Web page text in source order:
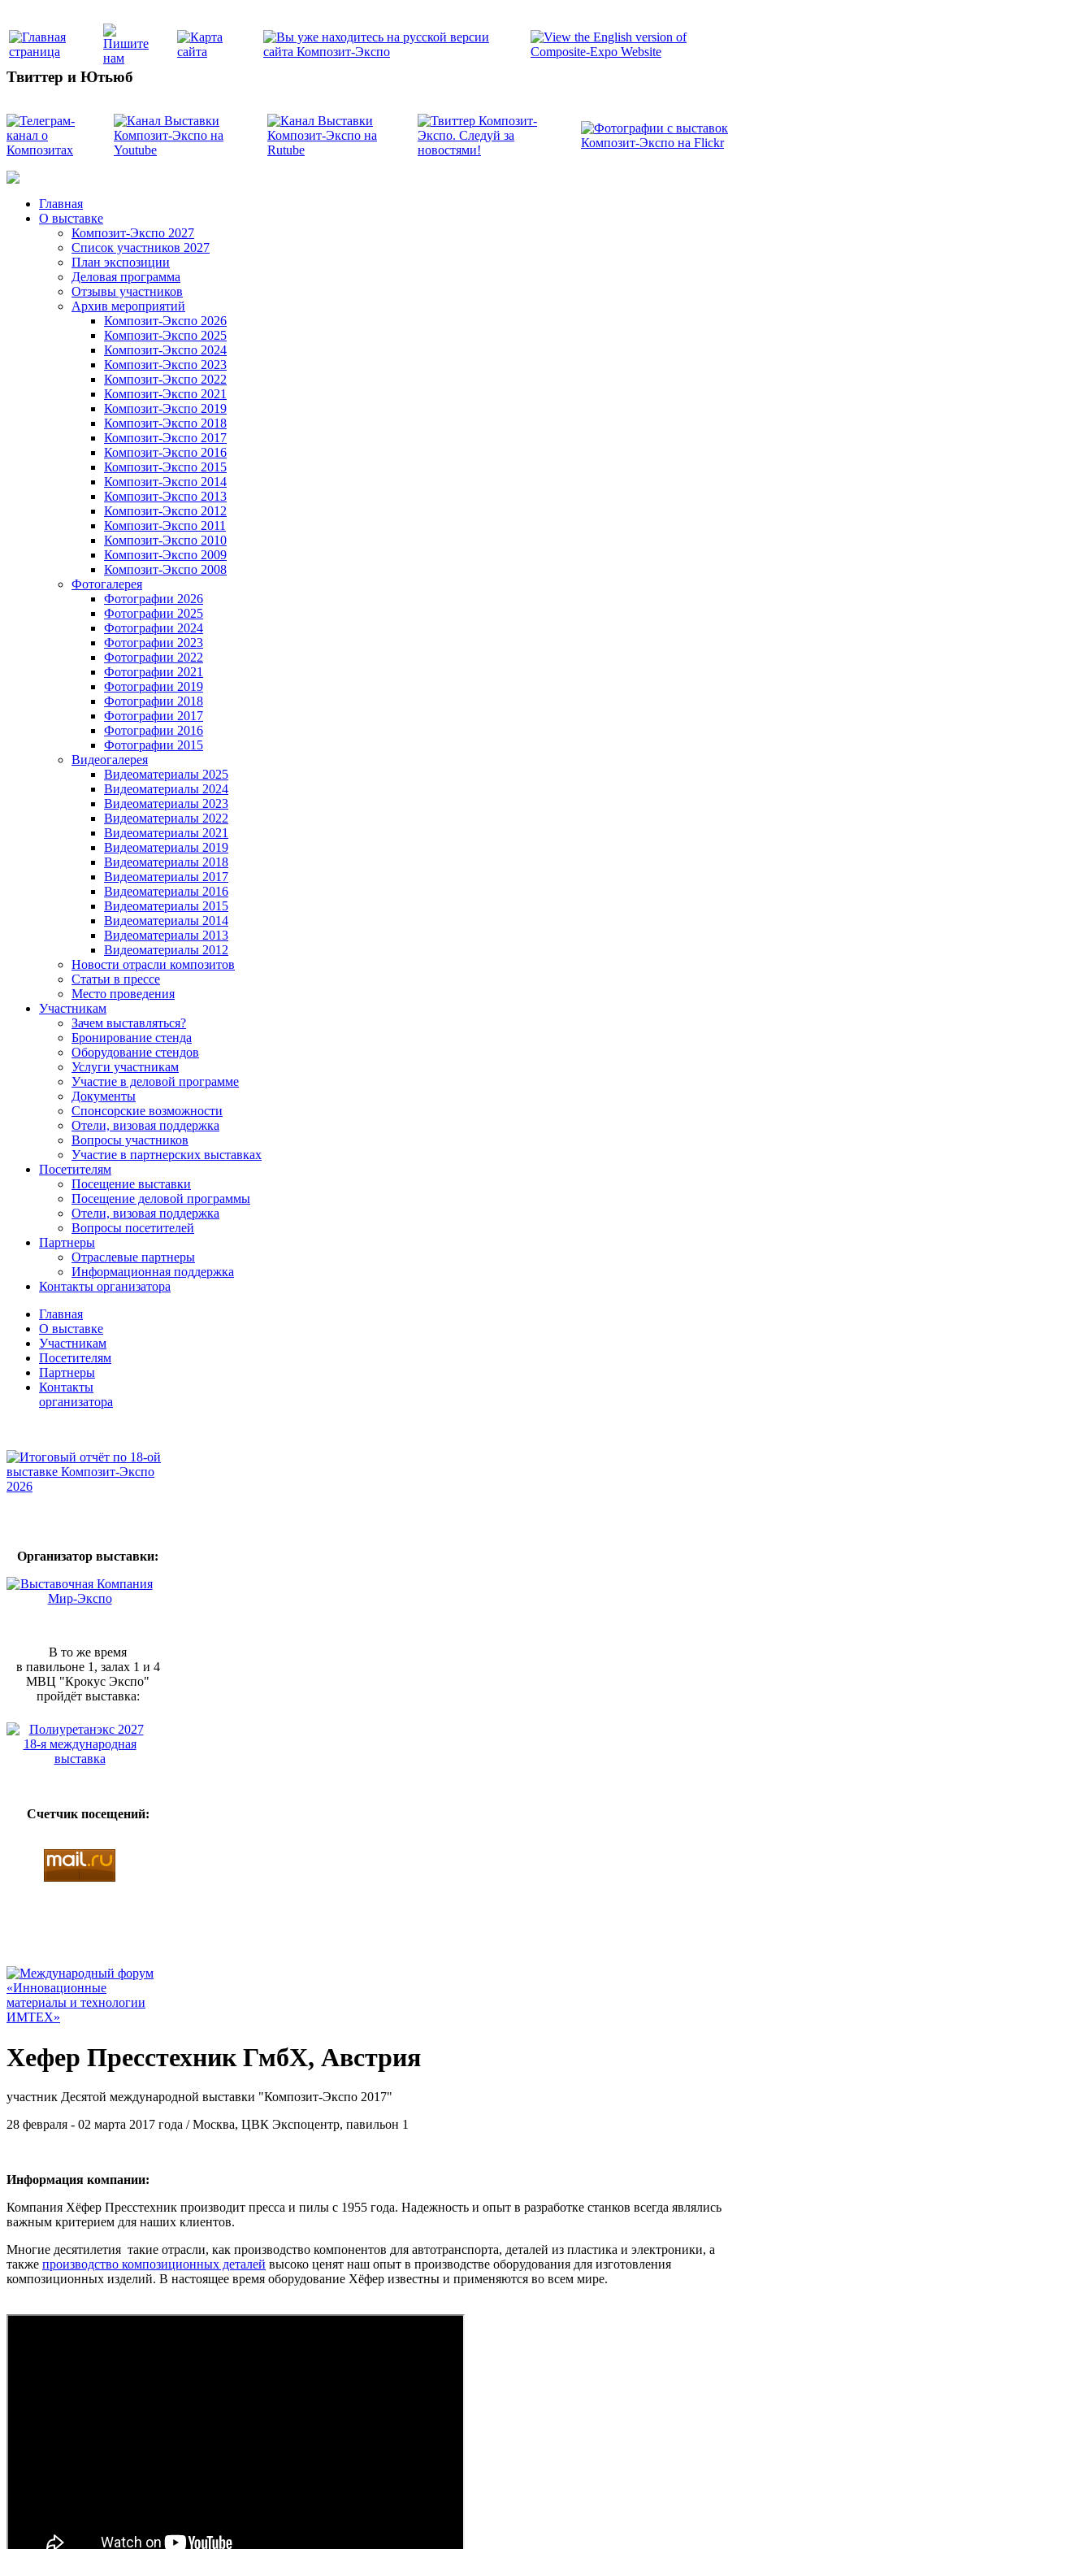
Твиттер и Ютьюб
Главная
О выставке
Композит-Экспо 2027
Список участников 2027
План экспозиции
Деловая программа
Отзывы участников
Архив мероприятий
Композит-Экспо 2026
Композит-Экспо 2025
Композит-Экспо 2024
Композит-Экспо 2023
Композит-Экспо 2022
Композит-Экспо 2021
Композит-Экспо 2019
Композит-Экспо 2018
Композит-Экспо 2017
Композит-Экспо 2016
Композит-Экспо 2015
Композит-Экспо 2014
Композит-Экспо 2013
Композит-Экспо 2012
Композит-Экспо 2011
Композит-Экспо 2010
Композит-Экспо 2009
Композит-Экспо 2008
Фотогалерея
Фотографии 2026
Фотографии 2025
Фотографии 2024
Фотографии 2023
Фотографии 2022
Фотографии 2021
Фотографии 2019
Фотографии 2018
Фотографии 2017
Фотографии 2016
Фотографии 2015
Видеогалерея
Видеоматериалы 2025
Видеоматериалы 2024
Видеоматериалы 2023
Видеоматериалы 2022
Видеоматериалы 2021
Видеоматериалы 2019
Видеоматериалы 2018
Видеоматериалы 2017
Видеоматериалы 2016
Видеоматериалы 2015
Видеоматериалы 2014
Видеоматериалы 2013
Видеоматериалы 2012
Новости отрасли композитов
Статьи в прессе
Место проведения
Участникам
Зачем выставляться?
Бронирование стенда
Оборудование стендов
Услуги участникам
Участие в деловой программе
Документы
Спонсорские возможности
Отели, визовая поддержка
Вопросы участников
Участие в партнерских выставках
Посетителям
Посещение выставки
Посещение деловой программы
Отели, визовая поддержка
Вопросы посетителей
Партнеры
Отраслевые партнеры
Информационная поддержка
Контакты организатора
Главная
О выставке
Участникам
Посетителям
Партнеры
Контакты
организатора
Организатор выставки:
В то же время
в павильоне 1, залах 1 и 4
МВЦ "Крокус Экспо"
пройдёт выставка:
Счетчик посещений:
Хефер Пресстехник ГмбХ, Австрия
участник Десятой международной выставки "Композит-Экспо 2017"
28 февраля - 02 марта 2017 года / Москва, ЦВК Экспоцентр, павильон 1
Информация компании:
Компания Хёфер Пресстехник производит пресса и пилы с 1955 года. Надежность и опыт в разработке станков всегда являлись
важным критерием для наших клиентов.
Многие десятилетия такие отрасли, как производство компонентов для автотранспорта, деталей из пластика и электроники, а
также производство композиционных деталей высоко ценят наш опыт в производстве оборудования для изготовления
композиционных изделий. В настоящее время оборудование Хёфер известны и применяются во всем мире.